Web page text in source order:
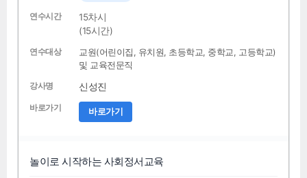
15차시
(15시간)
교원(어린이집, 유치원, 초등학교, 중학교, 고등학교)
및 교육전문직
신성진
바로가기
놀이로 시작하는 사회정서교육